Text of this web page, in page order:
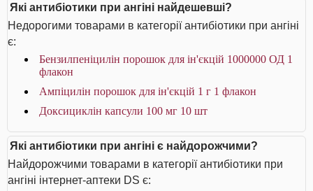
Які антибіотики при ангіні найдешевші?
Недорогими товарами в категорії антибіотики при ангіні
є:
Бензилпеніцилін порошок для ін'єкцій 1000000 ОД 1
флакон
Ампіцилін порошок для ін'єкцій 1 г 1 флакон
Доксициклін капсули 100 мг 10 шт
Які антибіотики при ангіні є найдорожчими?
Найдорожчими товарами в категорії антибіотики при
ангіні інтернет-аптеки DS є: